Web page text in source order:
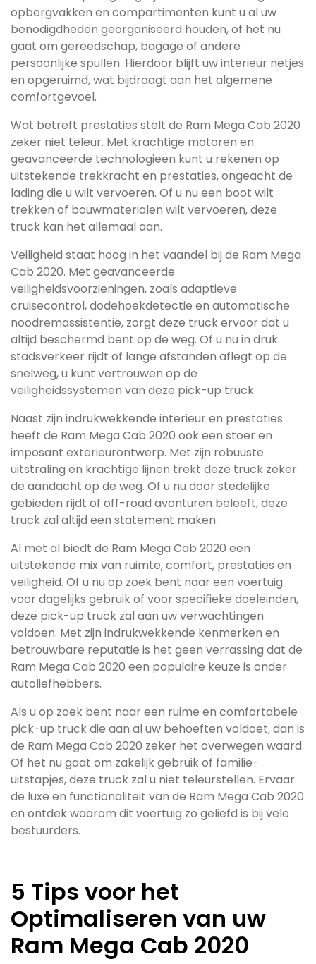
opbergvakken en compartimenten kunt u al uw
benodigdheden georganiseerd houden, of het nu
gaat om gereedschap, bagage of andere
persoonlijke spullen. Hierdoor blijft uw interieur netjes
en opgeruimd, wat bijdraagt aan het algemene
comfortgevoel.
Wat betreft prestaties stelt de Ram Mega Cab 2020
zeker niet teleur. Met krachtige motoren en
geavanceerde technologieën kunt u rekenen op
uitstekende trekkracht en prestaties, ongeacht de
lading die u wilt vervoeren. Of u nu een boot wilt
trekken of bouwmaterialen wilt vervoeren, deze
truck kan het allemaal aan.
Veiligheid staat hoog in het vaandel bij de Ram Mega
Cab 2020. Met geavanceerde
veiligheidsvoorzieningen, zoals adaptieve
cruisecontrol, dodehoekdetectie en automatische
noodremassistentie, zorgt deze truck ervoor dat u
altijd beschermd bent op de weg. Of u nu in druk
stadsverkeer rijdt of lange afstanden aflegt op de
snelweg, u kunt vertrouwen op de
veiligheidssystemen van deze pick-up truck.
Naast zijn indrukwekkende interieur en prestaties
heeft de Ram Mega Cab 2020 ook een stoer en
imposant exterieurontwerp. Met zijn robuuste
uitstraling en krachtige lijnen trekt deze truck zeker
de aandacht op de weg. Of u nu door stedelijke
gebieden rijdt of off-road avonturen beleeft, deze
truck zal altijd een statement maken.
Al met al biedt de Ram Mega Cab 2020 een
uitstekende mix van ruimte, comfort, prestaties en
veiligheid. Of u nu op zoek bent naar een voertuig
voor dagelijks gebruik of voor specifieke doeleinden,
deze pick-up truck zal aan uw verwachtingen
voldoen. Met zijn indrukwekkende kenmerken en
betrouwbare reputatie is het geen verrassing dat de
Ram Mega Cab 2020 een populaire keuze is onder
autoliefhebbers.
Als u op zoek bent naar een ruime en comfortabele
pick-up truck die aan al uw behoeften voldoet, dan is
de Ram Mega Cab 2020 zeker het overwegen waard.
Of het nu gaat om zakelijk gebruik of familie-
uitstapjes, deze truck zal u niet teleurstellen. Ervaar
de luxe en functionaliteit van de Ram Mega Cab 2020
en ontdek waarom dit voertuig zo geliefd is bij vele
bestuurders.
5 Tips voor het
Optimaliseren van uw
Ram Mega Cab 2020